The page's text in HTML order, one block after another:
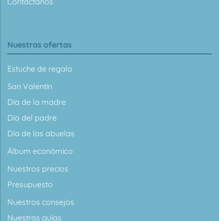
Nuestras ofertas
Estuche de regalo
San Valentín
Día de la madre
Día del padre
Día de las abuelas
Álbum económico
Nuestros precios
Presupuesto
Nuestros consejos
Nuestras guías